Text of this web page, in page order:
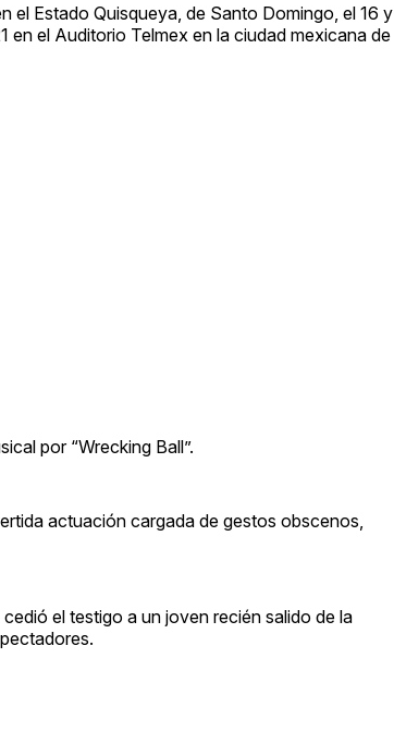
el Estado Quisqueya, de Santo Domingo, el 16 y
en el Auditorio Telmex en la ciudad mexicana de
por “Wrecking Ball”.
actuación cargada de gestos obscenos,
el testigo a un joven recién salido de la